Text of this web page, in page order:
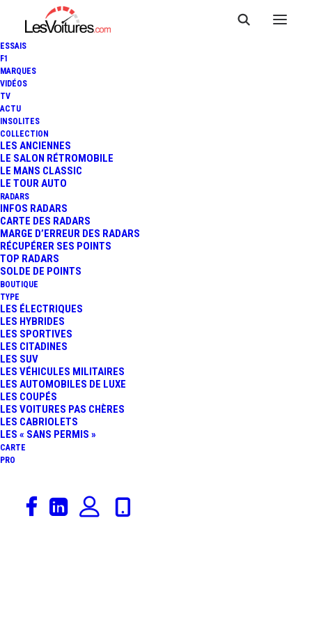
ESSAIS
F1
MARQUES
VIDÉOS
TV
ACTU
INSOLITES
COLLECTION
LES ANCIENNES
LE SALON RÉTROMOBILE
LE MANS CLASSIC
LE TOUR AUTO
RADARS
INFOS RADARS
CARTE DES RADARS
MARGE D’ERREUR DES RADARS
RÉCUPÉRER SES POINTS
TOP RADARS
SOLDE DE POINTS
BOUTIQUE
TYPE
LES ÉLECTRIQUES
LES HYBRIDES
LES SPORTIVES
LES CITADINES
LES SUV
LES VÉHICULES MILITAIRES
LES AUTOMOBILES DE LUXE
LES COUPÉS
LES VOITURES PAS CHÈRES
LES CABRIOLETS
LES « SANS PERMIS »
CARTE
PRO
13 juin 2016
RENAULT CLIO : LA
STAR FRANÇAISE
DÉVOILE SON NOUVEAU
VISAGE ET SES TARIFS !